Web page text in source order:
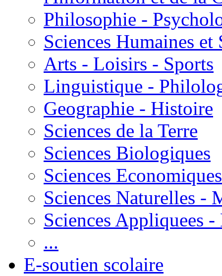
Philosophie -
Sciences Humaines et
Arts - Loisirs - Sports
Linguistique -
Geographie - Histoire
Sciences de la Terre
Sciences Biologiques
Sciences Economiques
Sciences Naturelles -
Sciences Appliquees
...
E-soutien scolaire